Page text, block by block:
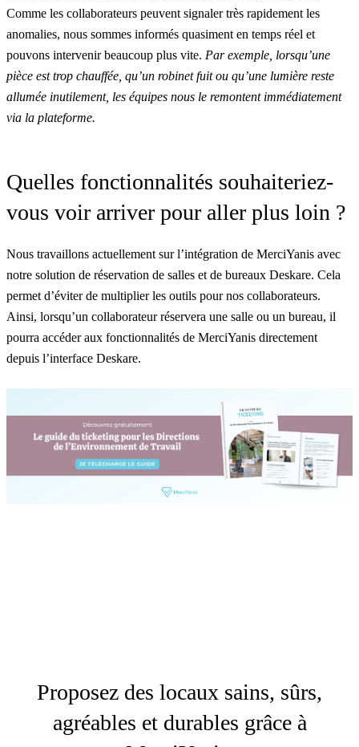
Comme les collaborateurs peuvent signaler très rapidement les
anomalies, nous sommes informés quasiment en temps réel et
pouvons intervenir beaucoup plus vite. Par exemple, lorsqu’une
pièce est trop chauffée, qu’un robinet fuit ou qu’une lumière reste
allumée inutilement, les équipes nous le remontent immédiatement
via la plateforme.
Quelles fonctionnalités souhaiteriez-
vous voir arriver pour aller plus loin ?
Nous travaillons actuellement surl’intégration de MerciYanis avec
notre solution de réservation de salles et de bureaux Deskare. Cela
permet d’éviter de multiplier les outils pour nos collaborateurs.
Ainsi, lorsqu’un collaborateur réservera une salle ou un bureau, il
pourra accéder aux fonctionnalités de MerciYanis directement
depuis l’interface Deskare.
Proposez des locaux sains, sûrs,
agréables et durables grâce à